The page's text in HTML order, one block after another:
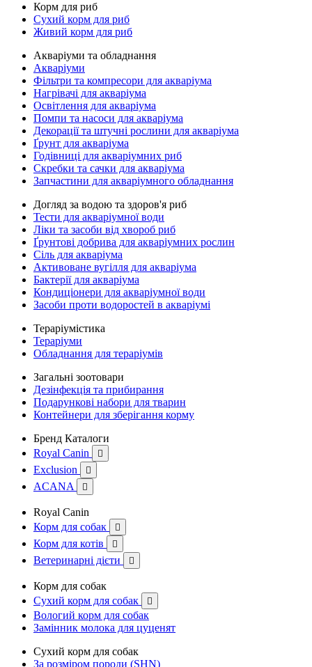
Корм для риб
Сухий корм для риб
Живий корм для риб
Акваріуми та обладнання
Акваріуми
Фільтри та компресори для акваріума
Нагрівачі для акваріума
Освітлення для акваріума
Помпи та насоси для акваріума
Декорації та штучні рослини для акваріума
Ґрунт для акваріума
Годівниці для акваріумних риб
Скребки та сачки для акваріума
Запчастини для акваріумного обладнання
Догляд за водою та здоров'я риб
Тести для акваріумної води
Ліки та засоби від хвороб риб
Ґрунтові добрива для акваріумних рослин
Сіль для акваріума
Активоване вугілля для акваріума
Бактерії для акваріума
Кондиціонери для акваріумної води
Засоби проти водоростей в акваріумі
Тераріумістика
Тераріуми
Обладнання для тераріумів
Загальні зоотовари
Дезінфекція та прибирання
Подарункові набори для тварин
Контейнери для зберігання корму
Бренд Каталоги
Royal Canin

Exclusion 
ACANA 
Royal Canin
Корм для собак

Корм для котів 
Ветеринарні дієти 
Корм для собак
Сухий корм для собак

Вологий корм для собак
Замінник молока для цуценят
Сухий корм для собак
За розміром породи (SHN)